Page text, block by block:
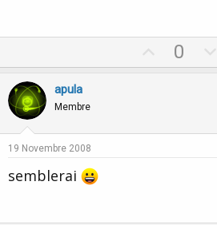
p
t
0
apula
Membre
19 Novembre 2008
semblerai